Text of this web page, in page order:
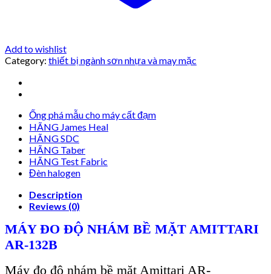
Add to wishlist
Category: thiết bị ngành sơn nhựa và may mặc
Ống phá mẫu cho máy cất đạm
HÃNG James Heal
HÃNG SDC
HÃNG Taber
HÃNG Test Fabric
Đèn halogen
Description
Reviews (0)
MÁY ĐO ĐỘ NHÁM BỀ MẶT AMITTARI
AR-132B
Máy đo độ nhám bề mặt Amittari AR-